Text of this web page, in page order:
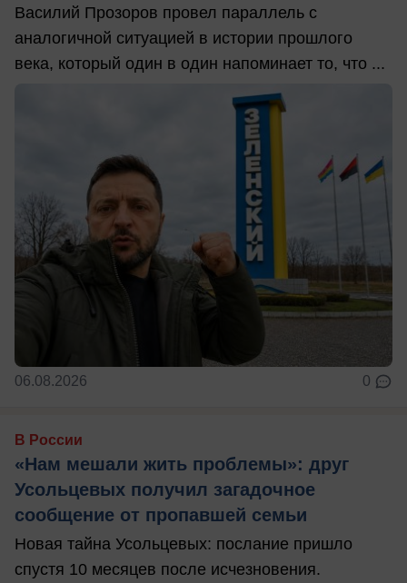
Василий Прозоров провел параллель с
аналогичной ситуацией в истории прошлого
века, который один в один напоминает то, что ...
06.08.2026 0
В России
«Нам мешали жить проблемы»: друг
Усольцевых получил загадочное
сообщение от пропавшей семьи
Новая тайна Усольцевых: послание пришло
спустя 10 месяцев после исчезновения.